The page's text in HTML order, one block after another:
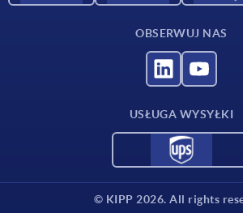
OBSERWUJ NAS
USŁUGA WYSYŁKI
© KIPP 2026. All rights